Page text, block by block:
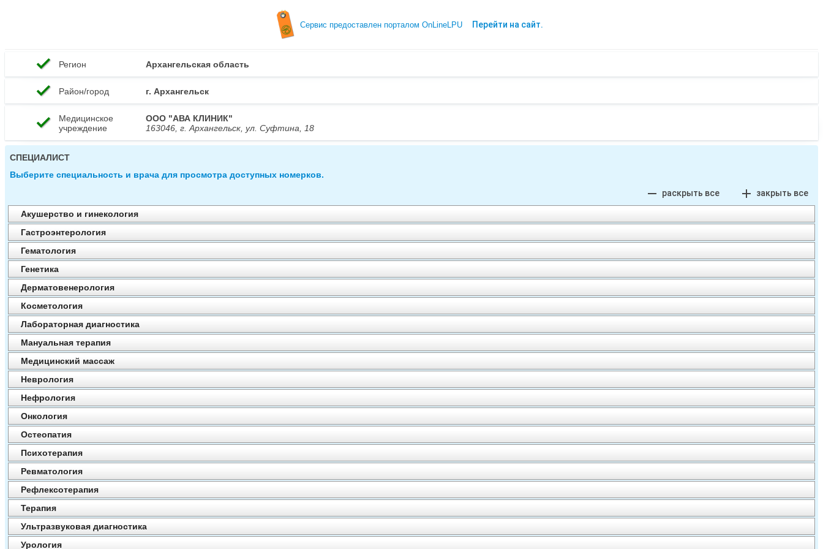
Сервис предоставлен порталом OnLineLPU Перейти на сайт.
check Регион Архангельская область
check Район/город г. Архангельск
check
Медицинское
учреждение
ООО "АВА КЛИНИК"
163046, г. Архангельск, ул. Суфтина, 18
СПЕЦИАЛИСТ
Выберите специальность и врача для просмотра доступных номерков.
remove раскрыть все add закрыть все
Акушерство и гинекология
Гастроэнтерология
Гематология
Генетика
Дерматовенерология
Косметология
Лабораторная диагностика
Мануальная терапия
Медицинский массаж
Неврология
Нефрология
Онкология
Остеопатия
Психотерапия
Ревматология
Рефлексотерапия
Терапия
Ультразвуковая диагностика
Урология